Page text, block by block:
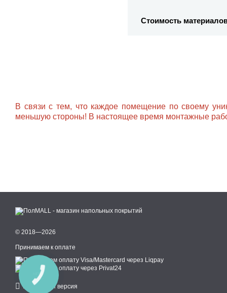
Стоимость
В связи с тем, что каждое помещение по своему
меньшую стороны! В настоящее время монтажные
© 2018—2026
Принимаем к оплате
Мобильная версия
КНОПКА
СВЯЗИ